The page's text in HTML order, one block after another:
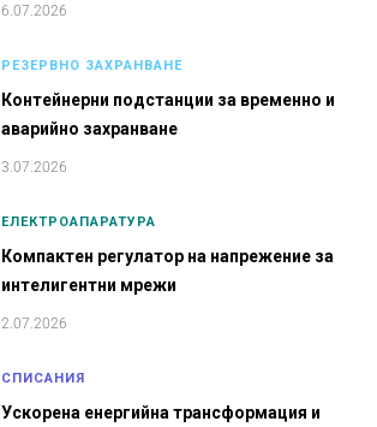
6.07.2026
РЕЗЕРВНО ЗАХРАНВАНЕ
Контейнерни подстанции за временно и
аварийно захранване
3.07.2026
ЕЛЕКТРОАПАРАТУРА
Компактен регулатор на напрежение за
интелигентни мрежи
2.07.2026
СПИСАНИЯ
Ускорена енергийна трансформация и